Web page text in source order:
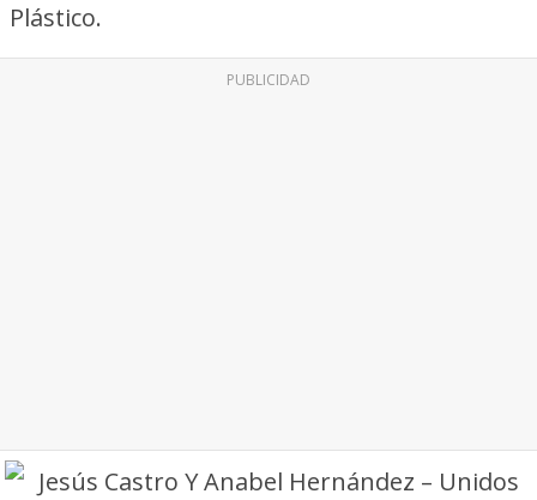
Plástico.
PUBLICIDAD